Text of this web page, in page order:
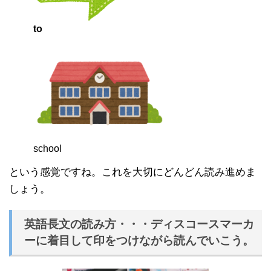
to
school
という感覚ですね。これを大切にどんどん読み進めま
しょう。
英語長文の読み方・・・ディスコースマーカ
ーに着目して印をつけながら読んでいこう。